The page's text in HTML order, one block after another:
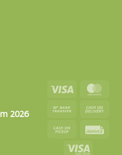
2026
Visa
Bank
Cash
Visa